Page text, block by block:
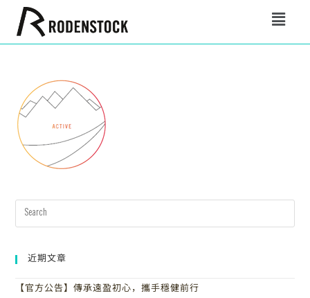
近期文章
【官方公告】傳承遠盈初心，攜手穩健前行